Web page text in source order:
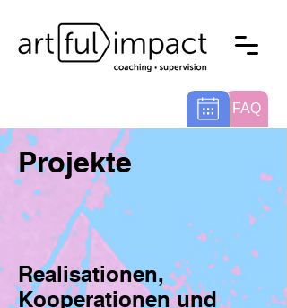
FAQ
Projekte
Realisationen,
Kooperationen und